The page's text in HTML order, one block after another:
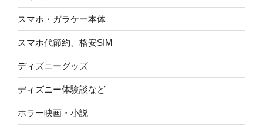
スマホ・ガラケー本体
スマホ代節約、格安SIM
ディズニーグッズ
ディズニー体験談など
ホラー映画・小説